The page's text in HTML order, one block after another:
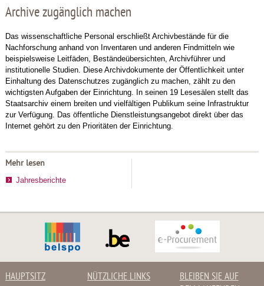
Archive zugänglich machen
Das wissenschaftliche Personal erschließt Archivbestände für die
Nachforschung anhand von Inventaren und anderen Findmitteln wie
beispielsweise Leitfäden, Beständeübersichten, Archivführer und
institutionelle Studien. Diese Archivdokumente der Öffentlichkeit unter
Einhaltung des Datenschutzes zugänglich zu machen, zählt zu den
wichtigsten Aufgaben der Einrichtung. In seinen 19 Lesesälen stellt das
Staatsarchiv einem breiten und vielfältigen Publikum seine Infrastruktur
zur Verfügung. Das öffentliche Dienstleistungsangebot direkt über das
Internet gehört zu den Prioritäten der Einrichtung.
Mehr lesen
Jahresberichte
HAUPTSITZ NÜTZLICHE LINKS
BLEIBEN SIE AUF